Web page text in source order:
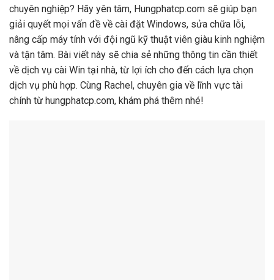
chuyên nghiệp? Hãy yên tâm, Hungphatcp.com sẽ giúp bạn
giải quyết mọi vấn đề về cài đặt Windows, sửa chữa lỗi,
nâng cấp máy tính với đội ngũ kỹ thuật viên giàu kinh nghiệm
và tận tâm. Bài viết này sẽ chia sẻ những thông tin cần thiết
về dịch vụ cài Win tại nhà, từ lợi ích cho đến cách lựa chọn
dịch vụ phù hợp. Cùng Rachel, chuyên gia về lĩnh vực tài
chính từ hungphatcp.com, khám phá thêm nhé!